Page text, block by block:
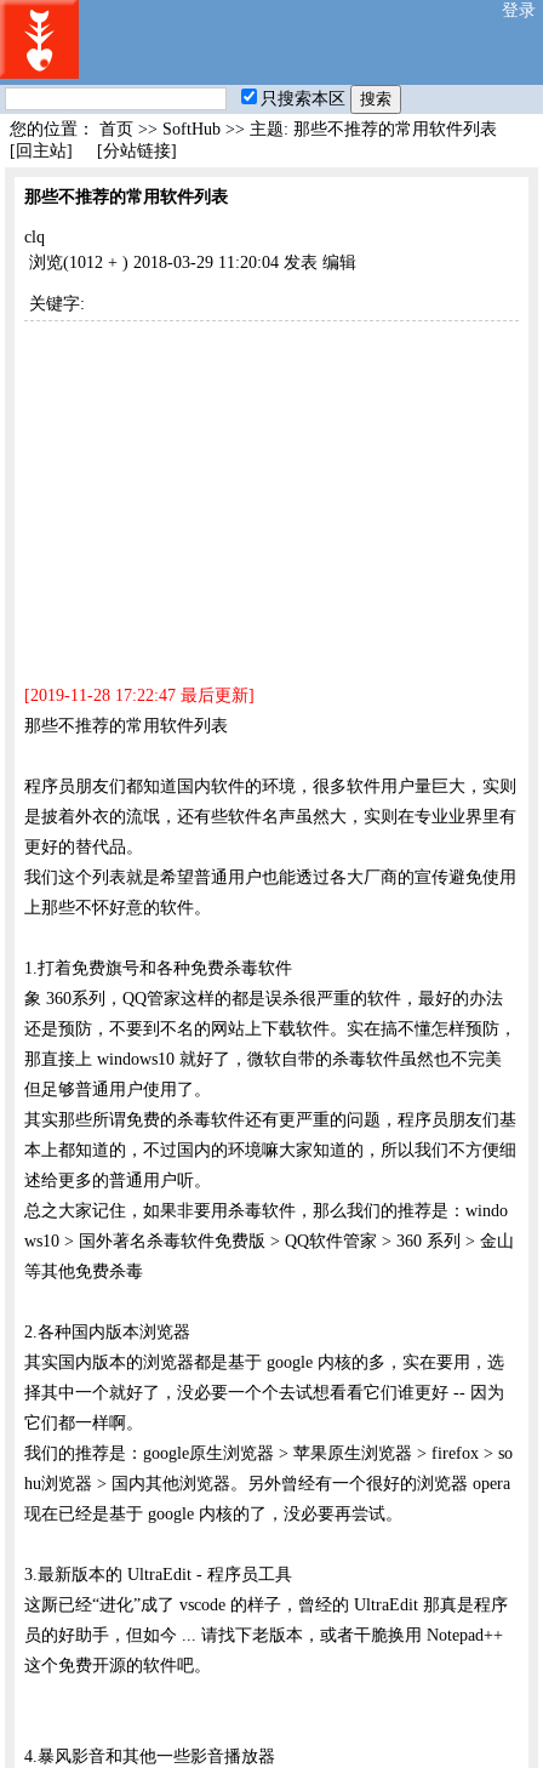
登录
只搜索本区
您的位置：首页 >> SoftHub >> 主题: 那些不推荐的常用软件列表
[回主站]
[分站链接]
那些不推荐的常用软件列表
clq
浏览(1012 +) 2018-03-29 11:20:04 发表编辑
关键字:
[2019-11-28 17:22:47 最后更新]
那些不推荐的常用软件列表
程序员朋友们都知道国内软件的环境，很多软件用户量巨大，实则
是披着外衣的流氓，还有些软件名声虽然大，实则在专业业界里有
更好的替代品。
我们这个列表就是希望普通用户也能透过各大厂商的宣传避免使用
上那些不怀好意的软件。
1.打着免费旗号和各种免费杀毒软件
象 360系列，QQ管家这样的都是误杀很严重的软件，最好的办法
还是预防，不要到不名的网站上下载软件。实在搞不懂怎样预防，
那直接上 windows10 就好了，微软自带的杀毒软件虽然也不完美
但足够普通用户使用了。
其实那些所谓免费的杀毒软件还有更严重的问题，程序员朋友们基
本上都知道的，不过国内的环境嘛大家知道的，所以我们不方便细
述给更多的普通用户听。
总之大家记住，如果非要用杀毒软件，那么我们的推荐是：windo
ws10 > 国外著名杀毒软件免费版 > QQ软件管家 > 360 系列 > 金山
等其他免费杀毒
2.各种国内版本浏览器
其实国内版本的浏览器都是基于 google 内核的多，实在要用，选
择其中一个就好了，没必要一个个去试想看看它们谁更好 -- 因为
它们都一样啊。
我们的推荐是：google原生浏览器 > 苹果原生浏览器 > firefox > so
hu浏览器 > 国内其他浏览器。另外曾经有一个很好的浏览器 opera
现在已经是基于 google 内核的了，没必要再尝试。
3.最新版本的 UltraEdit - 程序员工具
这厮已经“进化”成了 vscode 的样子，曾经的 UltraEdit 那真是程序
员的好助手，但如今 ... 请找下老版本，或者干脆换用 Notepad++
这个免费开源的软件吧。
4.暴风影音和其他一些影音播放器